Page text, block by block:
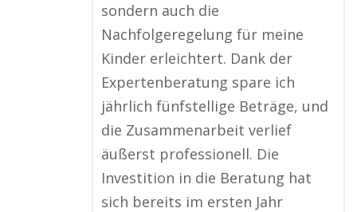
sondern auch die
Nachfolgeregelung für meine
Kinder erleichtert. Dank der
Expertenberatung spare ich
jährlich fünfstellige Beträge, und
die Zusammenarbeit verlief
äußerst professionell. Die
Investition in die Beratung hat
sich bereits im ersten Jahr